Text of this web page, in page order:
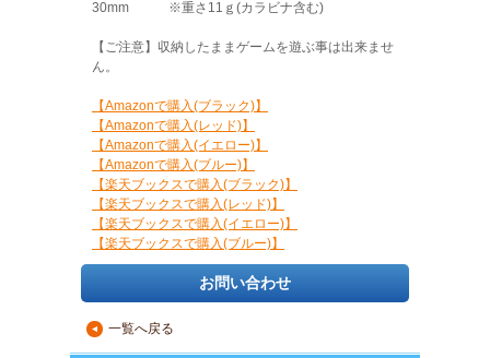
30mm ※重さ11ｇ(カラビナ含む)
【ご注意】収納したままゲームを遊ぶ事は出来ませ
ん。
【Amazonで購入(ブラック)】
【Amazonで購入(レッド)】
【Amazonで購入(イエロー)】
【Amazonで購入(ブルー)】
【楽天ブックスで購入(ブラック)】
【楽天ブックスで購入(レッド)】
【楽天ブックスで購入(イエロー)】
【楽天ブックスで購入(ブルー)】
お問い合わせ
▲ 一覧へ戻る